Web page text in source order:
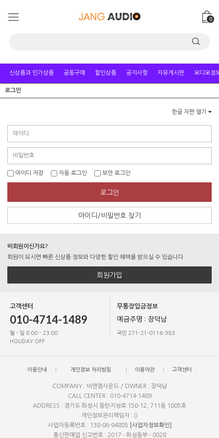
0
신상품과 인기상품 공동구매 할인상품 공지사항 자유게시판 오디오정
로그인
한글 자판 열기
아이디 저장 자동 로그인 보안 로그인
로그인
아이디/비밀번호 찾기
비회원이신가요?
회원이 되시면 빠른 신상품 정보와 다양한 할인 혜택을 받으실 수 있습니다.
회원가입
고객센터
010-4714-1489
월 - 일 8:00 - 23:00
HOLIDAY OFF
무통장입금정보
예금주명 : 장덕남
국민 271-21-0116-383
이용안내 개인정보 처리방침 이용약관 고객센터
COMPANY : 비앤엠사운드 / OWNER : 장덕남
CALL CENTER : 010-4714-1489
ADDRESS : 경기도 화성시 동탄지성로 150-12, 711동 1005호
개인정보관리책임자 : ()
사업자등록번호 : 138-06-94805
[사업자정보확인]
통신판매업 신고번호 : 2017 - 화성동부 - 0028